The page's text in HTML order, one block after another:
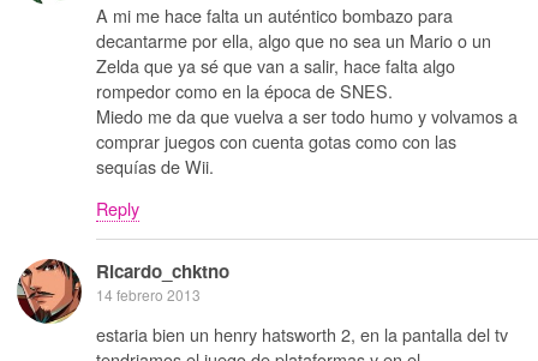
A mi me hace falta un auténtico bombazo para
decantarme por ella, algo que no sea un Mario o un
Zelda que ya sé que van a salir, hace falta algo
rompedor como en la época de SNES.
Miedo me da que vuelva a ser todo humo y volvamos a
comprar juegos con cuenta gotas como con las
sequías de Wii.
Reply
Ricardo_chktno
14 febrero 2013
estaria bien un henry hatsworth 2, en la pantalla del tv